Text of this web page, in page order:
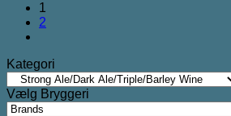
1
2
Kategori
Vælg Bryggeri